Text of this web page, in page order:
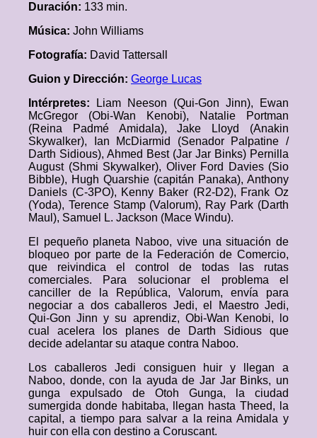
Duración: 133 min.
Música: John Williams
Fotografía: David Tattersall
Guion y Dirección: George Lucas
Intérpretes:
Liam Neeson (Qui-Gon Jinn), Ewan
McGregor (Obi-Wan Kenobi), Natalie Portman
(Reina Padmé Amidala), Jake Lloyd (Anakin
Skywalker), Ian McDiarmid (Senador Palpatine /
Darth Sidious), Ahmed Best (Jar Jar Binks) Pernilla
August (Shmi Skywalker), Oliver Ford Davies (Sio
Bibble), Hugh Quarshie (capitán Panaka), Anthony
Daniels (C-3PO), Kenny Baker (R2-D2), Frank Oz
(Yoda), Terence Stamp (Valorum), Ray Park (Darth
Maul), Samuel L. Jackson (Mace Windu).
El pequeño planeta Naboo, vive una situación de
bloqueo por parte de la Federación de Comercio,
que reivindica el control de todas las rutas
comerciales. Para solucionar el problema el
canciller de la República, Valorum, envía para
negociar a dos caballeros Jedi, el Maestro Jedi,
Qui-Gon Jinn y su aprendiz, Obi-Wan Kenobi, lo
cual acelera los planes de Darth Sidious que
decide adelantar su ataque contra Naboo.
Los caballeros Jedi consiguen huir y llegan a
Naboo, donde, con la ayuda de Jar Jar Binks, un
gunga expulsado de Otoh Gunga, la ciudad
sumergida donde habitaba, llegan hasta Theed, la
capital, a tiempo para salvar a la reina Amidala y
huir con ella con destino a Coruscant.